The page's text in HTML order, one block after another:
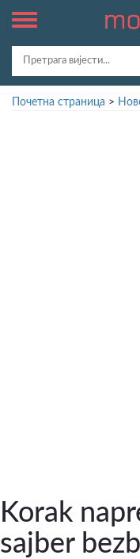
Почетна страница >
Korak
sajber